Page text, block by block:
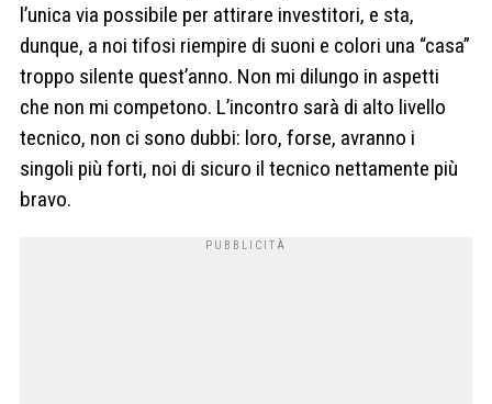
l’unica via possibile per attirare investitori, e sta,
dunque, a noi tifosi riempire di suoni e colori una “casa”
troppo silente quest’anno. Non mi dilungo in aspetti
che non mi competono. L’incontro sarà di alto livello
tecnico, non ci sono dubbi: loro, forse, avranno i
singoli più forti, noi di sicuro il tecnico nettamente più
bravo.